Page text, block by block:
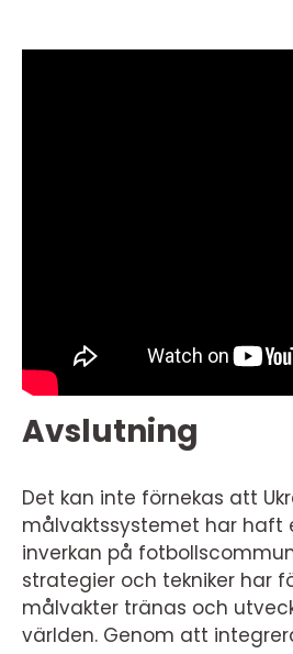
Avslutning
Det kan inte förnekas att
målvaktssystemet har haft
inverkan på
strategier och tekniker har
målvakter tränas och
världen. Genom att